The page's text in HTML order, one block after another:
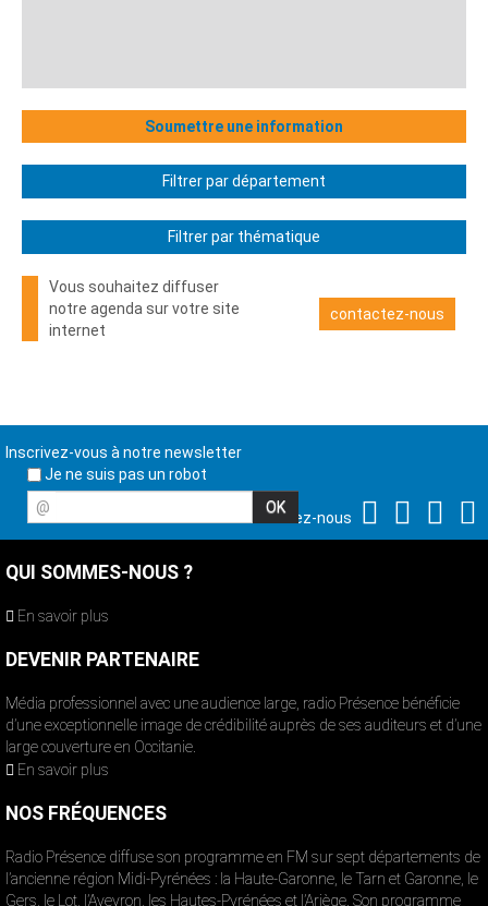
Soumettre une information
Filtrer par département
Filtrer par thématique
Vous souhaitez diffuser
notre agenda sur votre site
internet
contactez-nous
Inscrivez-vous à notre newsletter
Je ne suis pas un robot
@
Suivez-nous
QUI SOMMES-NOUS ?
En savoir plus
DEVENIR PARTENAIRE
Média professionnel avec une audience large, radio Présence bénéficie
d’une exceptionnelle image de crédibilité auprès de ses auditeurs et d’une
large couverture en Occitanie.
En savoir plus
NOS FRÉQUENCES
Radio Présence diffuse son programme en FM sur sept départements de
l’ancienne région Midi-Pyrénées : la Haute-Garonne, le Tarn et Garonne, le
Gers, le Lot, l’Aveyron, les Hautes-Pyrénées et l’Ariège. Son programme